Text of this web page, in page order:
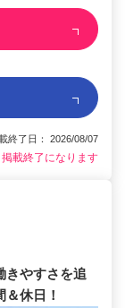
了日： 2026/08/07
載終了になります
きやすさを追
休日！